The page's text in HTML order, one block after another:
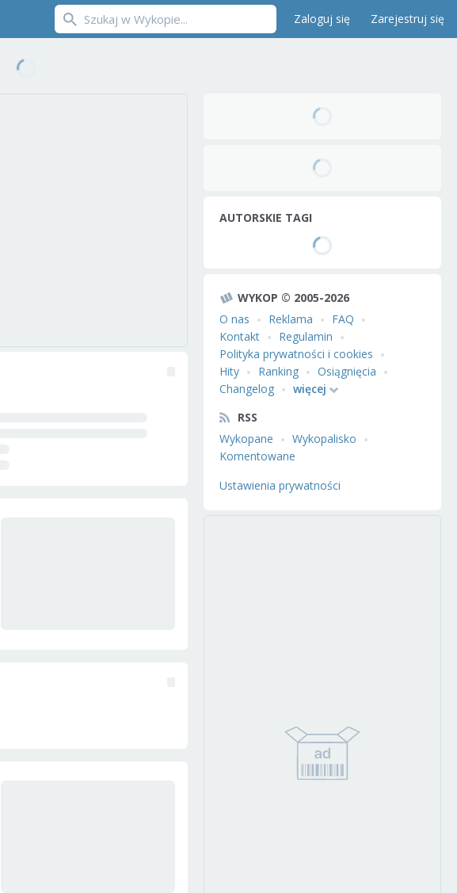
Zaloguj się Zarejestruj się
AUTORSKIE TAGI
WYKOP © 2005-2026
O nas
Reklama
FAQ
Kontakt
Regulamin
Polityka prywatności i cookies
Hity
Ranking
Osiągnięcia
Changelog
więcej
RSS
Wykopane
Wykopalisko
Komentowane
Ustawienia prywatności